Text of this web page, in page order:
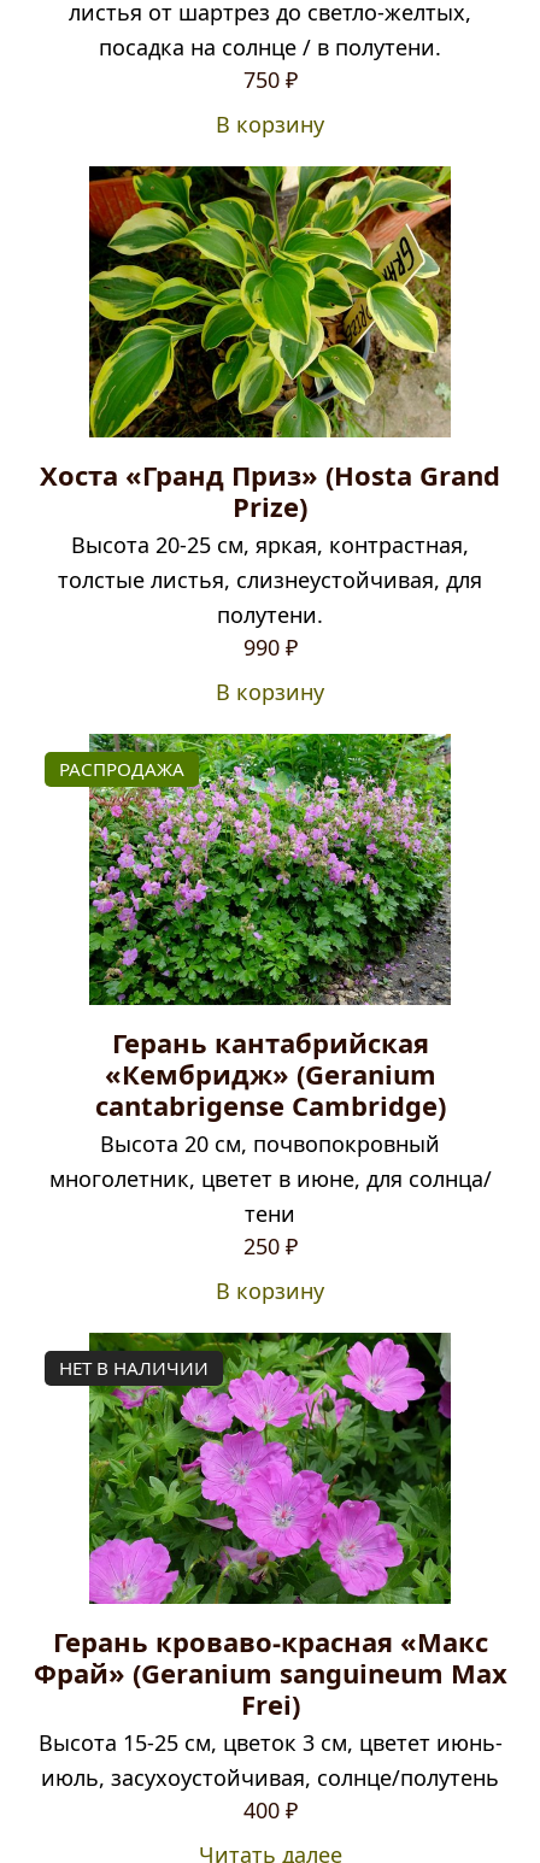
листья от шартрез до светло-желтых,
посадка на солнце / в полутени.
750 ₽
В корзину
Хоста «Гранд Приз» (Hosta Grand
Prize)
Высота 20-25 см, яркая, контрастная,
толстые листья, слизнеустойчивая, для
полутени.
990 ₽
В корзину
РАСПРОДАЖА
Герань кантабрийская
«Кембридж» (Geranium
cantabrigense Cambridge)
Высота 20 см, почвопокровный
многолетник, цветет в июне, для солнца/
тени
Первоначальная
составляла
390 ₽.
250 ₽Текущая
250 ₽.
В корзину
НЕТ В НАЛИЧИИ
Герань кроваво-красная «Макс
Фрай» (Geranium sanguineum Max
Frei)
Высота 15-25 см, цветок 3 см, цветет июнь-
июль, засухоустойчивая, солнце/полутень
400 ₽
Читать далее